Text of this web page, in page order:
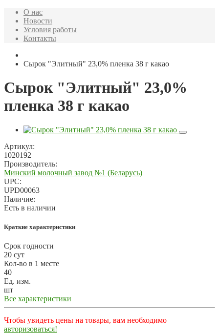
О нас
Новости
Условия работы
Контакты
Сырок "Элитный" 23,0% пленка 38 г какао
Сырок "Элитный" 23,0%
пленка 38 г какао
Артикул:
1020192
Производитель:
Минский молочный завод №1 (Беларусь)
UPC:
UPD00063
Наличие:
Есть в наличии
Краткие характеристики
Срок годности
20 сут
Кол-во в 1 месте
40
Ед. изм.
шт
Все характеристики
Чтобы увидеть цены на товары, вам необходимо
авторизоваться!